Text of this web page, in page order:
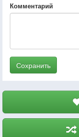
Комментарий
Сохранить